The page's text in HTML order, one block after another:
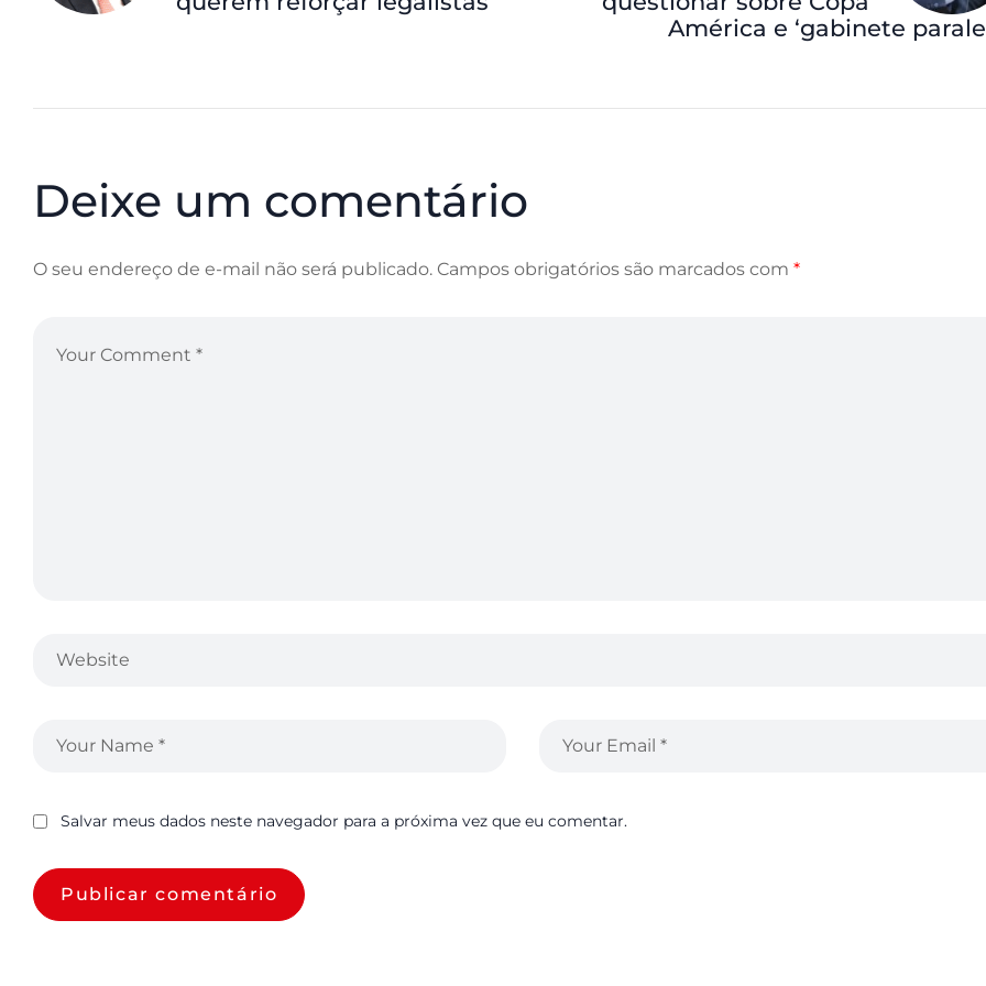
América e ‘gabinete
Deixe um comentário
O seu endereço de e-mail não será publicado. Campos obrigatórios são marcados com *
Salvar meus dados neste navegador para a próxima vez que eu comentar.